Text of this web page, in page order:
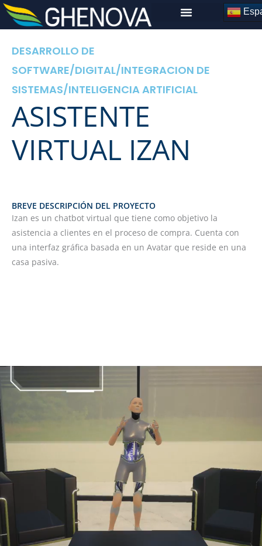
Skip
DESARROLLO DE
SOFTWARE/DIGITAL/INTEGRACION DE
SISTEMAS/INTELIGENCIA ARTIFICIAL
ASISTENTE
VIRTUAL IZAN
BREVE DESCRIPCIÓN DEL PROYECTO
Izan es un chatbot virtual que tiene como objetivo la
asistencia a clientes en el proceso de compra. Cuenta con
una interfaz gráfica basada en un Avatar que reside en una
casa pasiva.